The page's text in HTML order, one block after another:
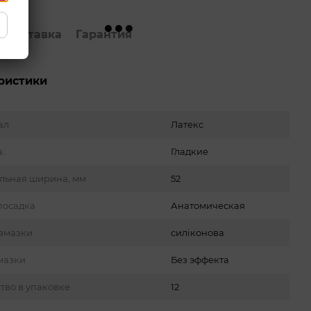
Доставка Гарантия
Латекс
Гладкие
ширина, мм 52
Анатомическая
силіконова
Без эффекта
в упаковке 12